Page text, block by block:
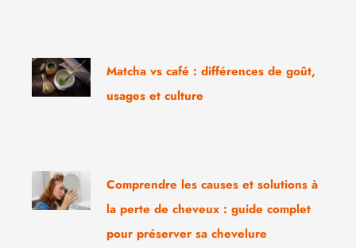
Matcha vs café : différences de goût,
usages et culture
Comprendre les causes et solutions à
la perte de cheveux : guide complet
pour préserver sa chevelure